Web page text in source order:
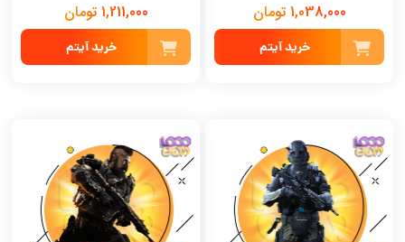
1,038,000 تومان
خرید آیتم
1,211,000 تومان
خرید آیتم